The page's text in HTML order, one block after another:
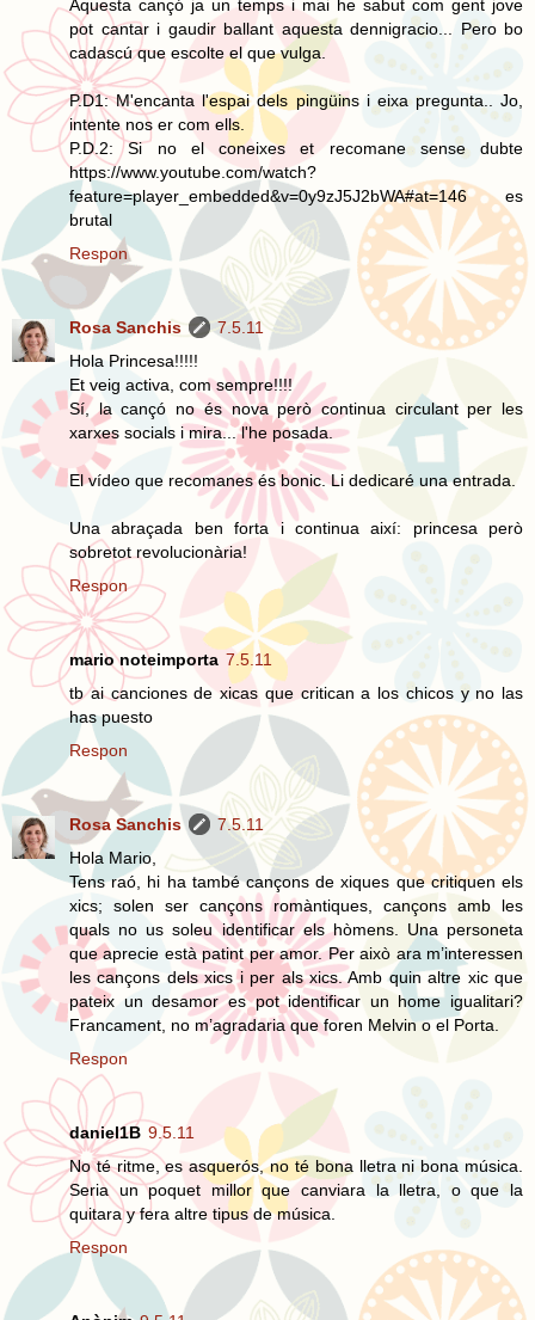
Aquesta cançó ja un temps i mai he sabut com gent jove
pot cantar i gaudir ballant aquesta dennigracio... Pero bo
cadascú que escolte el que vulga.
P.D1: M'encanta l'espai dels pingüins i eixa pregunta.. Jo,
intente nos er com ells.
P.D.2: Si no el coneixes et recomane sense dubte
https://www.youtube.com/watch?
feature=player_embedded&v=0y9zJ5J2bWA#at=146 es
brutal
Respon
Rosa Sanchis
7.5.11
Hola Princesa!!!!!
Et veig activa, com sempre!!!!
Sí, la cançó no és nova però continua circulant per les
xarxes socials i mira... l'he posada.
El vídeo que recomanes és bonic. Li dedicaré una entrada.
Una abraçada ben forta i continua així: princesa però
sobretot revolucionària!
Respon
mario noteimporta 7.5.11
tb ai canciones de xicas que critican a los chicos y no las
has puesto
Respon
Rosa Sanchis
7.5.11
Hola Mario,
Tens raó, hi ha també cançons de xiques que critiquen els
xics; solen ser cançons romàntiques, cançons amb les
quals no us soleu identificar els hòmens. Una personeta
que aprecie està patint per amor. Per això ara m’interessen
les cançons dels xics i per als xics. Amb quin altre xic que
pateix un desamor es pot identificar un home igualitari?
Francament, no m’agradaria que foren Melvin o el Porta.
Respon
daniel1B 9.5.11
No té ritme, es asquerós, no té bona lletra ni bona música.
Seria un poquet millor que canviara la lletra, o que la
quitara y fera altre tipus de música.
Respon